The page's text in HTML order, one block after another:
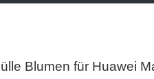
Blumen für Huawei